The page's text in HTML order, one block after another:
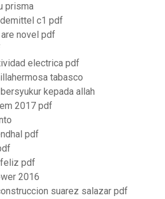
prisma
c1 pdf
novel pdf
electrica pdf
tabasco
kepada allah
2017 pdf
pdf
feliz pdf
2016
suarez salazar pdf